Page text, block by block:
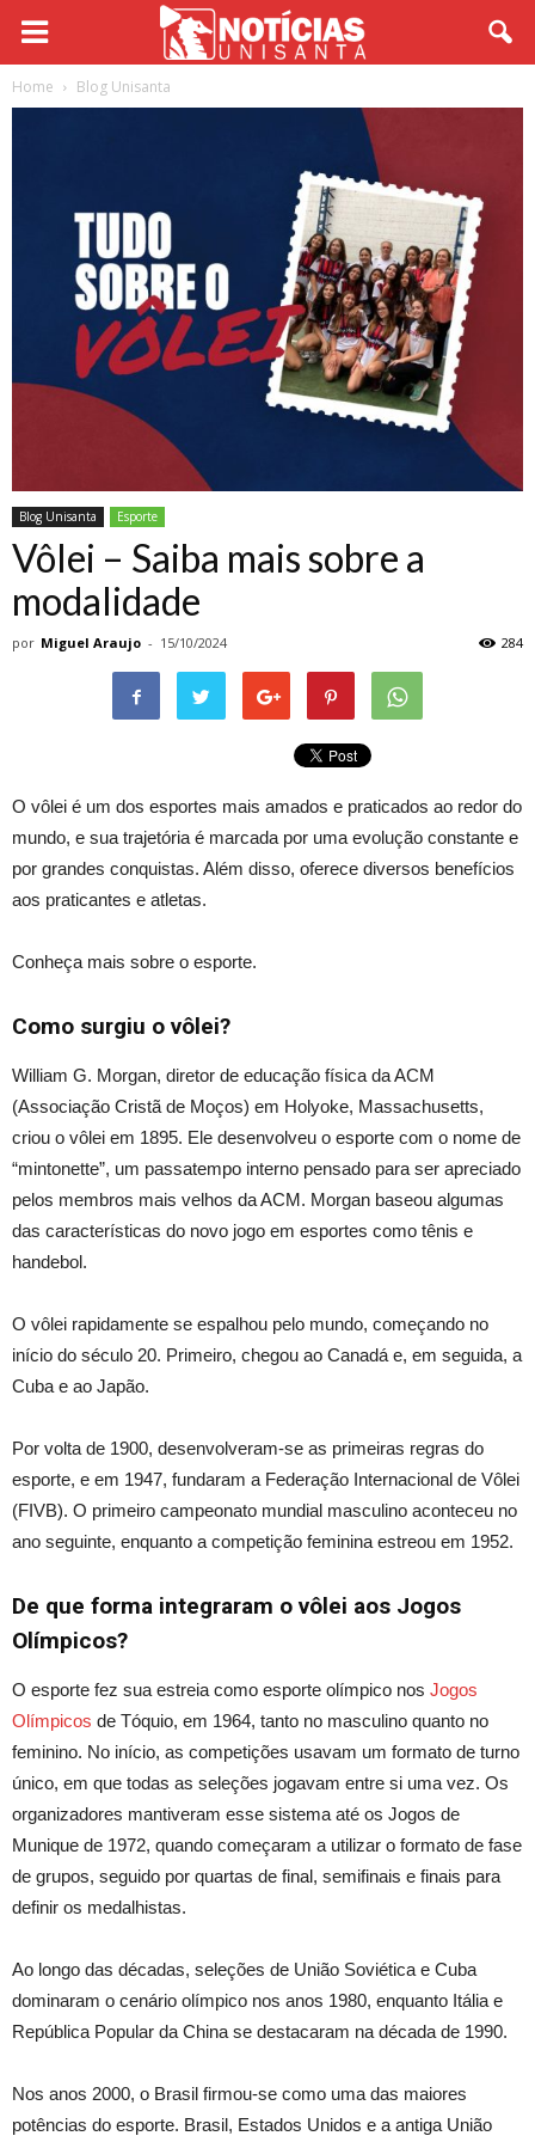
Home Blog Unisanta
Blog Unisanta Esporte
Vôlei – Saiba mais sobre a
modalidade
por Miguel Araujo - 15/10/2024 284
O vôlei é um dos esportes mais amados e praticados ao redor do
mundo, e sua trajetória é marcada por uma evolução constante e
por grandes conquistas. Além disso, oferece diversos benefícios
aos praticantes e atletas.
Conheça mais sobre o esporte.
Como surgiu o vôlei?
William G. Morgan, diretor de educação física da ACM
(Associação Cristã de Moços) em Holyoke, Massachusetts,
criou o vôlei em 1895. Ele desenvolveu o esporte com o nome de
“mintonette”, um passatempo interno pensado para ser apreciado
pelos membros mais velhos da ACM. Morgan baseou algumas
das características do novo jogo em esportes como tênis e
handebol.
O vôlei rapidamente se espalhou pelo mundo, começando no
início do século 20. Primeiro, chegou ao Canadá e, em seguida, a
Cuba e ao Japão.
Por volta de 1900, desenvolveram-se as primeiras regras do
esporte, e em 1947, fundaram a Federação Internacional de Vôlei
(FIVB). O primeiro campeonato mundial masculino aconteceu no
ano seguinte, enquanto a competição feminina estreou em 1952.
De que forma integraram o vôlei aos Jogos
Olímpicos?
O esporte fez sua estreia como esporte olímpico nos Jogos
Olímpicos de Tóquio, em 1964, tanto no masculino quanto no
feminino. No início, as competições usavam um formato de turno
único, em que todas as seleções jogavam entre si uma vez. Os
organizadores mantiveram esse sistema até os Jogos de
Munique de 1972, quando começaram a utilizar o formato de fase
de grupos, seguido por quartas de final, semifinais e finais para
definir os medalhistas.
Ao longo das décadas, seleções de União Soviética e Cuba
dominaram o cenário olímpico nos anos 1980, enquanto Itália e
República Popular da China se destacaram na década de 1990.
Nos anos 2000, o Brasil firmou-se como uma das maiores
potências do esporte. Brasil, Estados Unidos e a antiga União